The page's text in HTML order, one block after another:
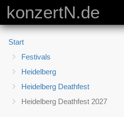
konzertN.de
Start
Festivals
Heidelberg
Heidelberg Deathfest
Heidelberg Deathfest 2027